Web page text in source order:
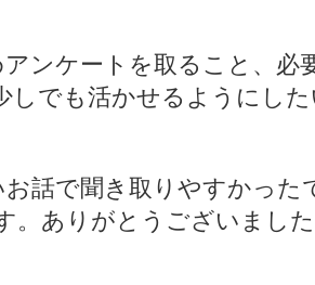
ンケートを取ること、必
しでも活かせるようにし
話で聞き取りやすかった
。ありがとうございまし